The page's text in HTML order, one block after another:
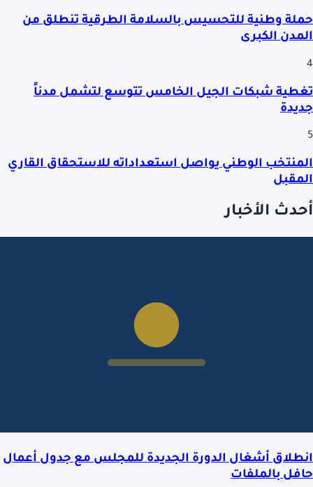
حملة وطنية للتحسيس بالسلامة الطرقية تنطلق من
المدن الكبرى
4
تغطية شبكات الجيل الخامس تتوسع لتشمل مدناً
جديدة
5
المنتخب الوطني يواصل استعداداته للاستحقاق القاري
المقبل
أحدث الأخبار
انطلاق أشغال الدورة الجديدة للمجلس مع جدول أعمال
حافل بالملفات